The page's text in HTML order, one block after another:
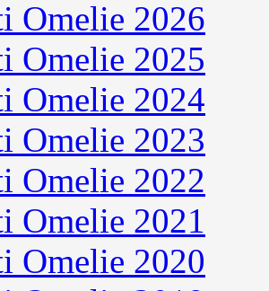
Omelie 2026
Omelie 2025
Omelie 2024
Omelie 2023
Omelie 2022
Omelie 2021
Omelie 2020